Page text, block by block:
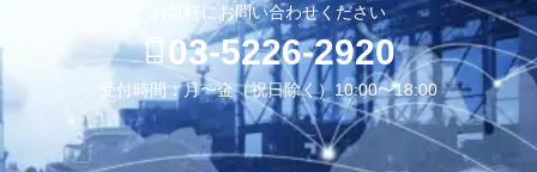
お気軽にお問い合わせください
03-5226-2920
受付時間：月〜金（祝日除く）10:00〜18:00